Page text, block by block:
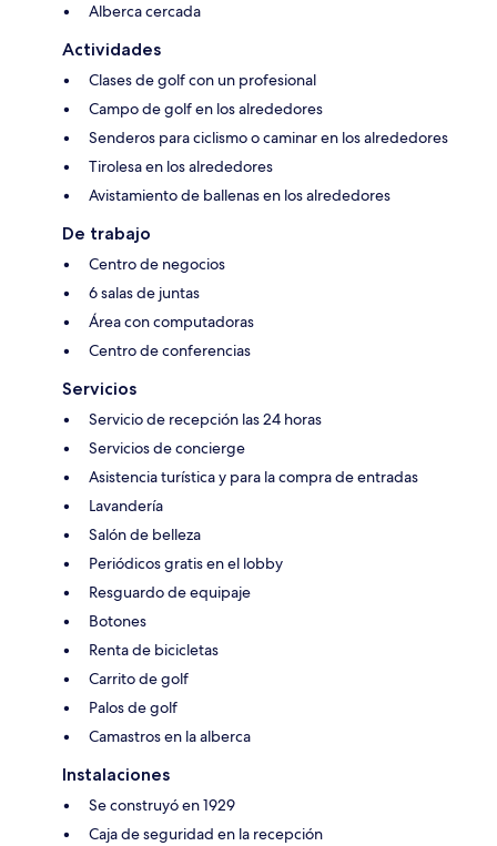
Alberca cercada
Actividades
Clases de golf con un profesional
Campo de golf en los alrededores
Senderos para ciclismo o caminar en los alrededores
Tirolesa en los alrededores
Avistamiento de ballenas en los alrededores
De trabajo
Centro de negocios
6 salas de juntas
Área con computadoras
Centro de conferencias
Servicios
Servicio de recepción las 24 horas
Servicios de concierge
Asistencia turística y para la compra de entradas
Lavandería
Salón de belleza
Periódicos gratis en el lobby
Resguardo de equipaje
Botones
Renta de bicicletas
Carrito de golf
Palos de golf
Camastros en la alberca
Instalaciones
Se construyó en 1929
Caja de seguridad en la recepción